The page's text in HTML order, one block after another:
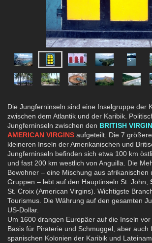
Die Jungferninseln sind eine Inselgruppe der
zwischen dem Atlantik und der Karibik.
Jungferninseln zwischen den BRITISH
AMERICAN VIRGINS aufgeteilt. Die 7
kleineren Inseln der Amerikanischen und
Jungferninseln befinden sich etwa 100 km
und fast 200 km westlich von Anguilla. Die
Bewohner – eine Mischung aus afrikanischen
Gruppen – lebt auf den Hauptinseln St. John,
St. Croix (American Virgins). Wichtigste
Tourismus. Die Währung auf den gesamten
US-Dollar.
Um 1600 drangen Europäer auf die Inseln
Basis für Piraterie und Schmuggel, aber auch
spanischen Kolonien der Karibik und